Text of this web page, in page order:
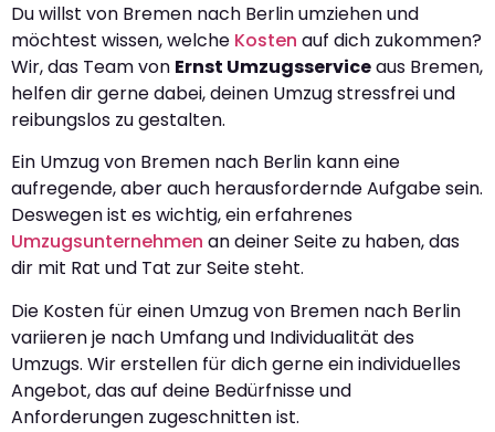
Du willst von Bremen nach Berlin umziehen und
möchtest wissen, welche Kosten auf dich zukommen?
Wir, das Team von Ernst Umzugsserviceaus Bremen,
helfen dir gerne dabei, deinen Umzug stressfrei und
reibungslos zu gestalten.
Ein Umzug von Bremen nach Berlin kann eine
aufregende, aber auch herausfordernde Aufgabe sein.
Deswegen ist es wichtig, ein erfahrenes
Umzugsunternehmen an deiner Seite zu haben, das
dir mit Rat und Tat zur Seite steht.
Die Kosten für einen Umzug von Bremen nach Berlin
variieren je nach Umfang und Individualität des
Umzugs. Wir erstellen für dich gerne ein individuelles
Angebot, das auf deine Bedürfnisse und
Anforderungen zugeschnitten ist.